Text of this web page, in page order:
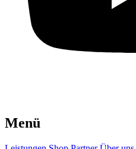
Menü